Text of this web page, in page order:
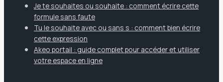
Je te souhaites ou souhaite : comment écrire cette
formule sans faute
Tu le souhaite avec ou sans s : comment bien écrire
cette expression
Akeo portail : guide complet pour accéder et utiliser
votre espace en ligne